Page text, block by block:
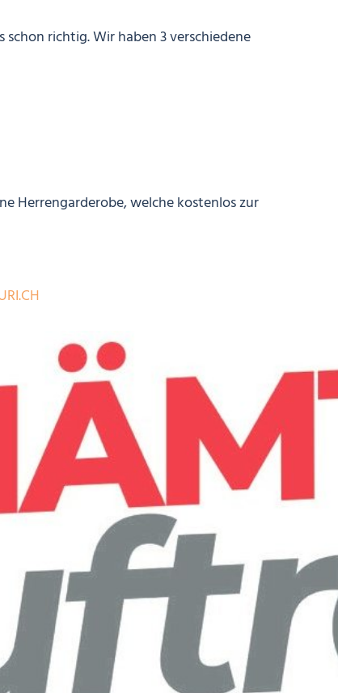
richtig. Wir haben 3 verschiedene
Herrengarderobe, welche kostenlos zur